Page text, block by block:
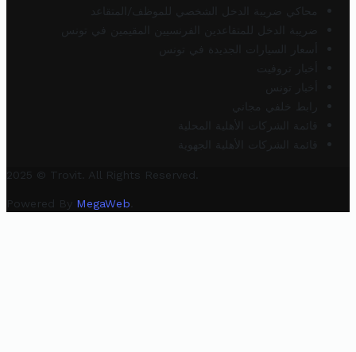
محاكي ضريبة الدخل الشخصي للموظف/المتقاعد
ضريبة الدخل للمتقاعدين الفرنسيين المقيمين في تونس
أسعار السيارات الجديدة في تونس
أخبار تروفيت
أخبار تونس
رابط خلفي مجاني
قائمة الشركات الأهلية المحلية
قائمة الشركات الأهلية الجهوية
2025 © Trovit. All Rights Reserved.
Powered By MegaWeb